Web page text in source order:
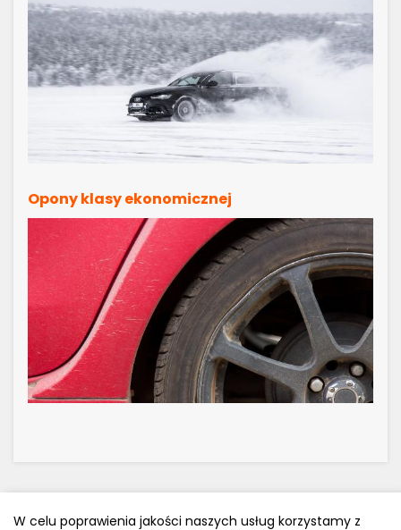
Opony klasy ekonomicznej
W celu poprawienia jakości naszych usług korzystamy z